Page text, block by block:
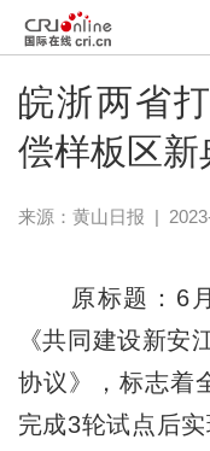
皖浙两省
偿样板区新
来源： 黄山日报 |
原标题：6月
《共同建设新安
协议》，标志着
完成3轮试点后